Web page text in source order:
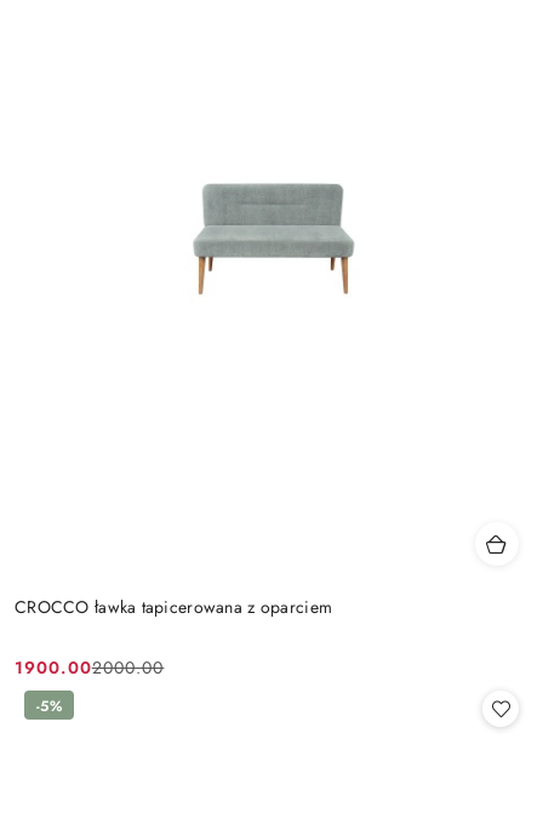
CROCCO ławka tapicerowana z oparciem
Cena
promocyjna:
1900.00
Cena
przed
2000.00
-5%